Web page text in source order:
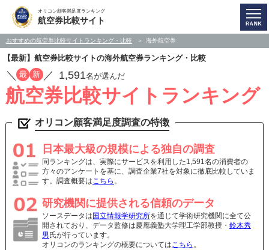
オリコン顧客満足度ランキング
航空券比較サイト
おすすめの航空券比較サイトランキング・比較 海外航空券
【最新】航空券比較サイトの海外航空券ランキング・比較
／ 最 新 ／ 1,591名が選んだ
航空券比較サイトランキング
オリコン顧客満足度調査の特徴
日本最大級の規模による独自の調査
同ランキングは、実際にサービスを利用した1,591名の消費者の
方々のアンケートを基に、調査企業7社を対象に徹底比較していま
す。調査概要はこちら 。
研究機関に提供される信頼のデータ
ソースデータは 国立情報学研究所を通じて学術研究機関に全て公
開されており、データ監修は慶應義塾大学理工学部教授・ 鈴木秀
男 氏が行っています。
オリコンのランキングの概要についてはこちら 。